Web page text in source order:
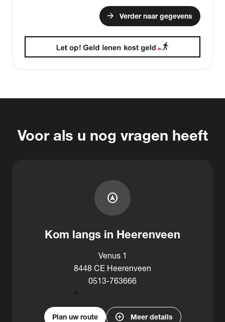
arrow_forward Verder naar gegevens
Voor als u nog vragen heeft
assistant_navigation
Kom langs in Heerenveen
Venus 1
8448 CE Heerenveen
0513-763666
Plan uw route add_circle Meer details